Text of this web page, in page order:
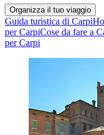
Organizza il tuo viaggio
Guida turistica di Carpi
per CarpiCose da fare a
per Carpi